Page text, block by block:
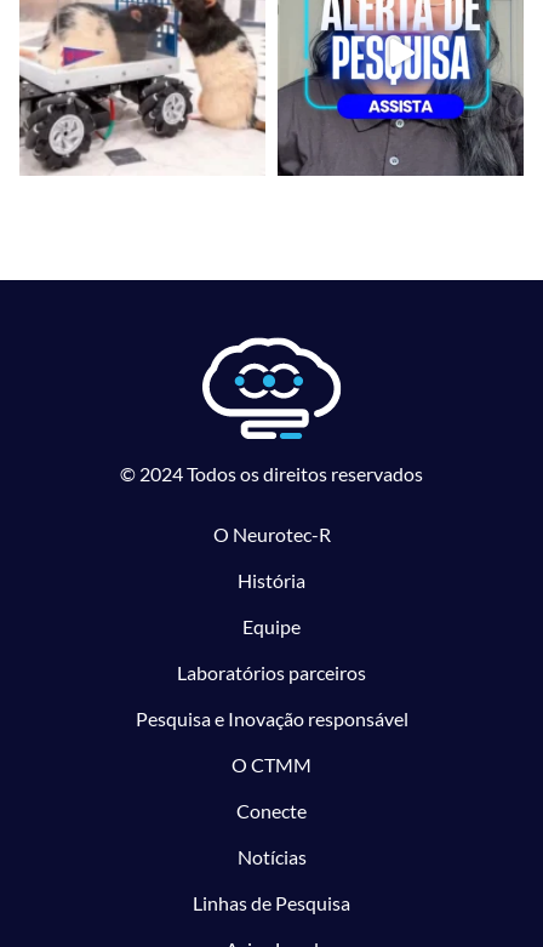
© 2024 Todos os direitos reservados
O Neurotec-R
História
Equipe
Laboratórios parceiros
Pesquisa e Inovação responsável
O CTMM
Conecte
Notícias
Linhas de Pesquisa